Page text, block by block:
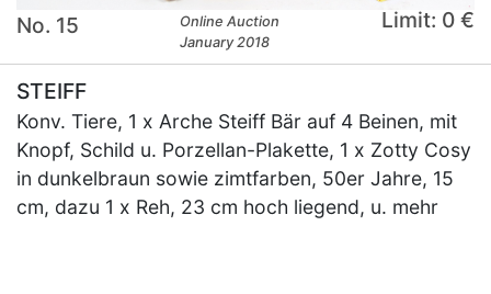
No. 15
Online Auction
January 2018
Limit: 0 €
STEIFF
Konv. Tiere, 1 x Arche Steiff Bär auf 4 Beinen, mit
Knopf, Schild u. Porzellan-Plakette, 1 x Zotty Cosy
in dunkelbraun sowie zimtfarben, 50er Jahre, 15
cm, dazu 1 x Reh, 23 cm hoch liegend, u. mehr